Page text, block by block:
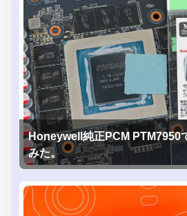
Honeywell純正PCM PTM7950
みた。